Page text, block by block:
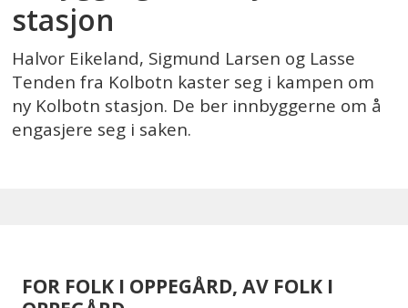
stasjon
Halvor Eikeland, Sigmund Larsen og Lasse
Tenden fra Kolbotn kaster seg i kampen om
ny Kolbotn stasjon. De ber innbyggerne om å
engasjere seg i saken.
FOR FOLK I OPPEGÅRD, AV FOLK I